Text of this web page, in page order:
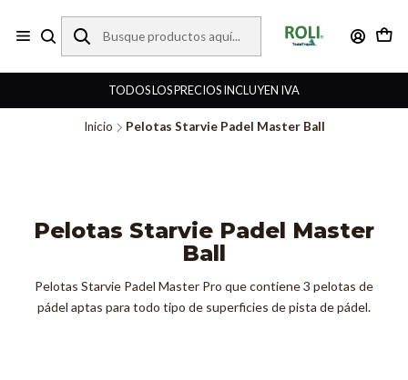
TODOS LOS PRECIOS INCLUYEN IVA
Inicio Pelotas Starvie Padel Master Ball
Pelotas Starvie Padel Master
Ball
Pelotas Starvie Padel Master Pro que contiene 3 pelotas de
pádel aptas para todo tipo de superficies de pista de pádel.